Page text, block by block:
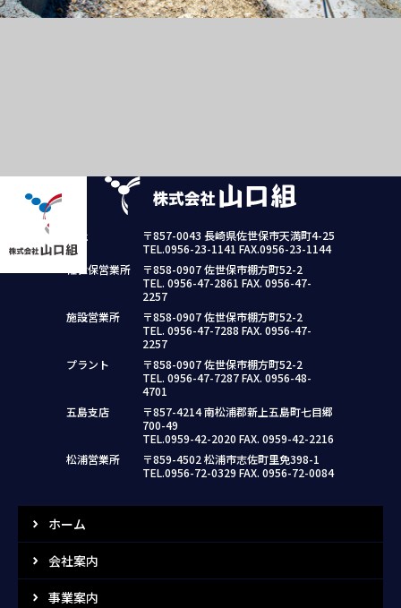
本社
〒857-0043 長崎県佐世保市天満町4-25
TEL.0956-23-1141 FAX.0956-23-1144
佐世保営業所
〒858-0907 佐世保市棚方町52-2
TEL. 0956-47-2861 FAX. 0956-47-
2257
施設営業所
〒858-0907 佐世保市棚方町52-2
TEL. 0956-47-7288 FAX. 0956-47-
2257
プラント
〒858-0907 佐世保市棚方町52-2
TEL. 0956-47-7287 FAX. 0956-48-
4701
五島支店
〒857-4214 南松浦郡新上五島町七目郷
700-49
TEL.0959-42-2020 FAX. 0959-42-2216
松浦営業所
〒859-4502 松浦市志佐町里免398-1
TEL.0956-72-0329 FAX. 0956-72-0084
ホーム
会社案内
事業案内